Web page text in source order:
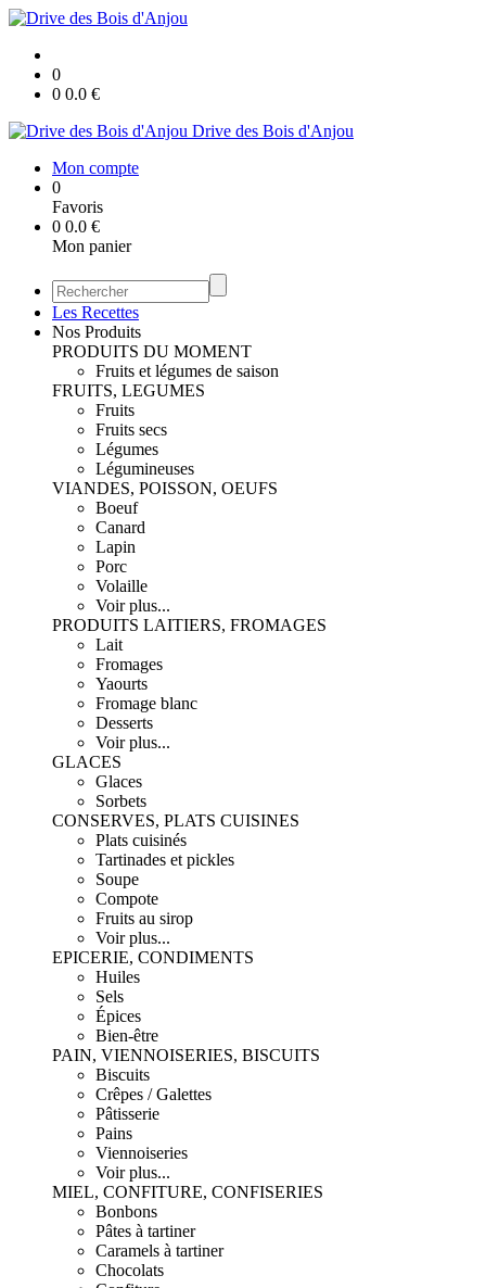
0
0 0.0 €
Drive des Bois d'Anjou
Mon compte
0
Favoris
0 0.0 €
Mon panier
Les Recettes
Nos Produits
PRODUITS DU MOMENT
Fruits et légumes de saison
FRUITS, LEGUMES
Fruits
Fruits secs
Légumes
Légumineuses
VIANDES, POISSON, OEUFS
Boeuf
Canard
Lapin
Porc
Volaille
Voir plus...
PRODUITS LAITIERS, FROMAGES
Lait
Fromages
Yaourts
Fromage blanc
Desserts
Voir plus...
GLACES
Glaces
Sorbets
CONSERVES, PLATS CUISINES
Plats cuisinés
Tartinades et pickles
Soupe
Compote
Fruits au sirop
Voir plus...
EPICERIE, CONDIMENTS
Huiles
Sels
Épices
Bien-être
PAIN, VIENNOISERIES, BISCUITS
Biscuits
Crêpes / Galettes
Pâtisserie
Pains
Viennoiseries
Voir plus...
MIEL, CONFITURE, CONFISERIES
Bonbons
Pâtes à tartiner
Caramels à tartiner
Chocolats